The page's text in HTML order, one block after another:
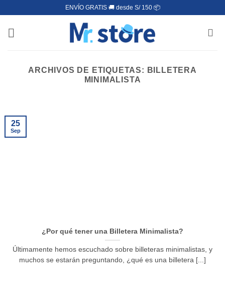
contenido
ENVÍO GRATIS 🚚 desde S/ 150 📦
ARCHIVOS DE ETIQUETAS: BILLETERA
MINIMALISTA
¿Por qué tener una Billetera Minimalista?
Últimamente hemos escuchado sobre billeteras minimalistas, y
muchos se estarán preguntando, ¿qué es una billetera [...]
25
Sep